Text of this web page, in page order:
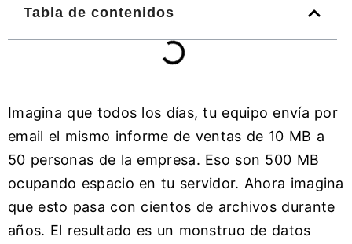
Tabla de contenidos
Imagina que todos los días, tu equipo envía por
email el mismo informe de ventas de 10 MB a
50 personas de la empresa. Eso son 500 MB
ocupando espacio en tu servidor. Ahora imagina
que esto pasa con cientos de archivos durante
años. El resultado es un monstruo de datos